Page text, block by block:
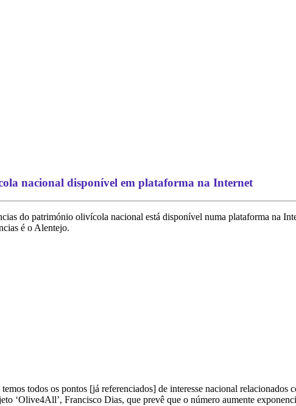
nacional disponível em plataforma na Internet
do património olivícola nacional está disponível numa plataforma na
é o Alentejo.
temos todos os pontos [já referenciados] de interesse nacional
‘Olive4All’, Francisco Dias, que prevê que o número aumente